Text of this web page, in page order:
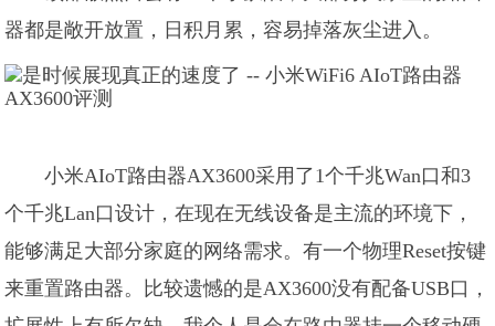
器都是敞开放置，日积月累，容易掉落灰尘进入。
小米AIoT路由器AX3600采用了1个千兆Wan口和3
个千兆Lan口设计，在现在无线设备是主流的环境下，
能够满足大部分家庭的网络需求。有一个物理Reset按键
来重置路由器。比较遗憾的是AX3600没有配备USB口，